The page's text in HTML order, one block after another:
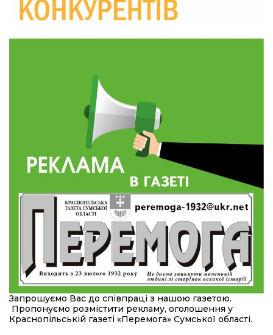
10:36
28 лип
Валентина Масалітіна: «Нас тримає віра в
Перемогу і повернення додому»
Обмежено придатний, але безмежно
вмотивований: Як колишній лісівник став асом
артилерії
490 пацієнтів та 15 відвіданих сіл: МБФ
«Альянс громадського здоров’я» підбив
підсумки роботи мобільних клінік у Сумській
області
12:24
23 лип
Покинув безпечне життя за кордоном, щоб
захистити рідну землю: пам’яті Сергія
Балабаєнка (ВІДЕО)
23 лип
Командир гармати Руслан Козирін: «Змінити
підрозділ чи бригаду – навіть думки не було»
20:36
22 лип
Нова кав’ярня в Сумах: як родина військового
з Краснопілля відкрила «Лев каву» за грантові
кошти (ВІДЕО)
Запрошуємо Вас до співпраці з нашою газетою.
Пропонуємо розмістити рекламу, оголошення у
Краснопільській газеті «Перемога» Сумської області.